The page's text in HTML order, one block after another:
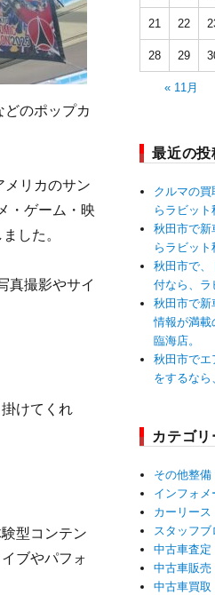
のポップカ
メリカのサン
・ゲーム・映
した。
真撮影やサイ
けてくれ
型コンテン
ブやパフォ
21 22
28 29
« 11月
最近の投
クルマの買
らラビッ
秋田市で新
らラビッ
秋田市で、
付なら、ラ
秋田市で新
情報が満載
臨海店。
秋田市でエ
をするなら
カテゴリ
その他整備
インフォメ
カーリース
スタッフブ
中古車査定
中古車販売
中古車買取